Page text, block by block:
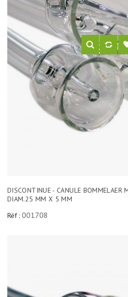
DISCONTINUE - CANULE BOMMELAER
DIAM.25 MM X 5 MM
Réf : 001708